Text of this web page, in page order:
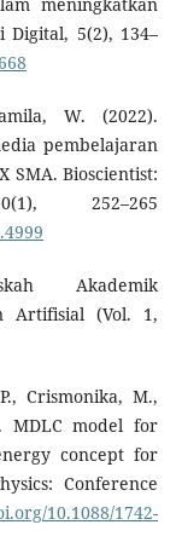
meningkatkan
5(2), 134–
W. (2022).
pembelajaran
SMA. Bioscientist:
252–265
Akademik
Artifisial (Vol. 1,
Crismonika, M.,
MDLC model for
concept for
Conference
10.1088/1742-